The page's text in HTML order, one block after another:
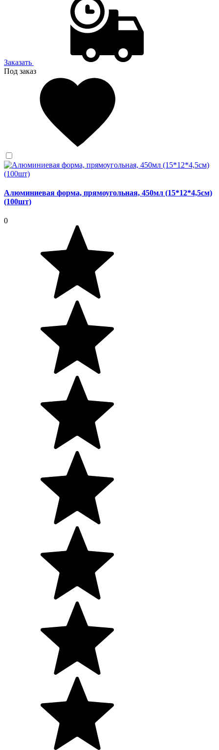
Заказать
Под заказ
Алюминиевая форма, прямоугольная, 450мл (15*12*4,5см)
(100шт)
0